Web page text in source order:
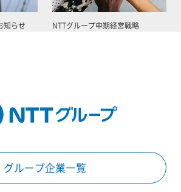
知らせ NTTグループ中期経営戦略
グループ企業一覧